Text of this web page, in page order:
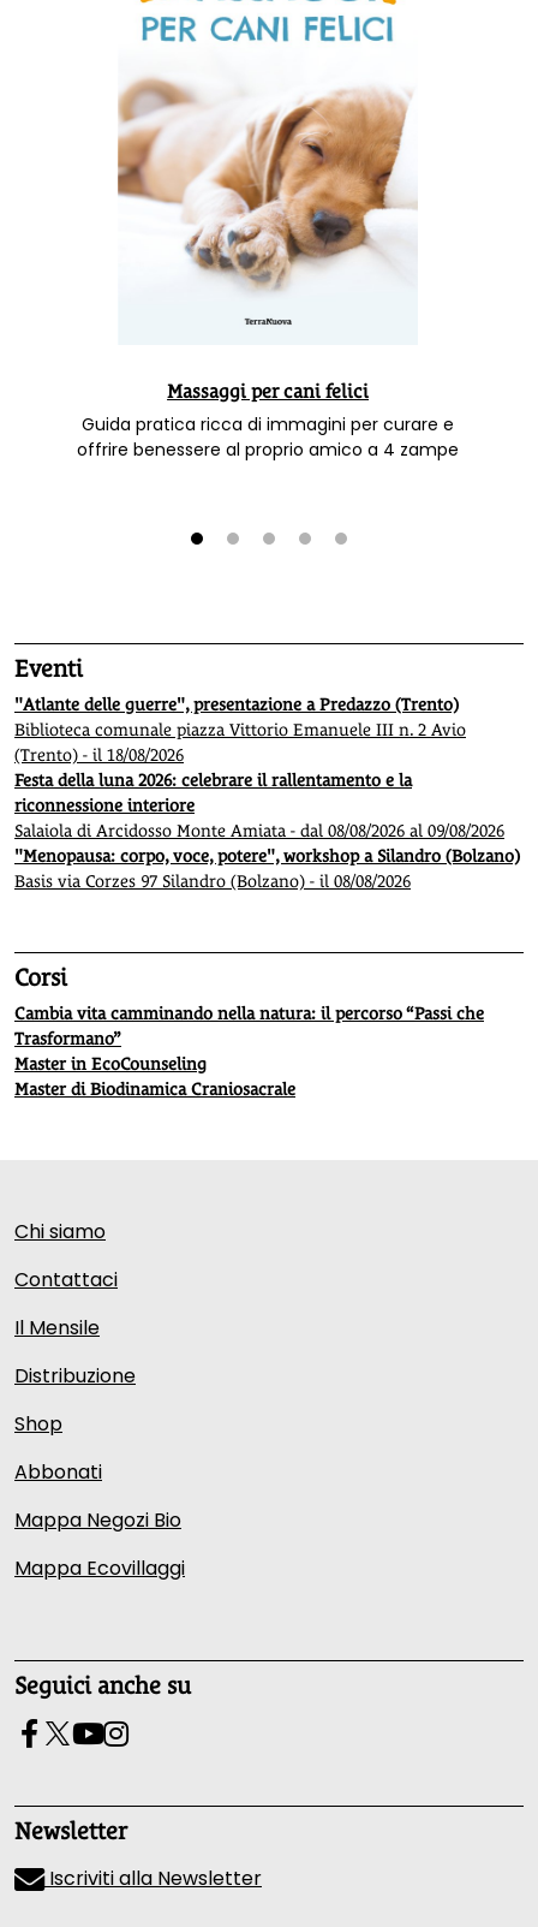
Massaggi per cani felici
Guida pratica ricca di immagini per curare e
offrire benessere al proprio amico a 4 zampe
Eventi
"Atlante delle guerre", presentazione a Predazzo (Trento)
Biblioteca comunale piazza Vittorio Emanuele III n. 2 Avio
(Trento) - il 18/08/2026
Festa della luna 2026: celebrare il rallentamento e la
riconnessione interiore
Salaiola di Arcidosso Monte Amiata - dal 08/08/2026 al 09/08/2026
"Menopausa: corpo, voce, potere", workshop a Silandro (Bolzano)
Basis via Corzes 97 Silandro (Bolzano) - il 08/08/2026
Corsi
Cambia vita camminando nella natura: il percorso “Passi che
Trasformano”
Master in EcoCounseling
Master di Biodinamica Craniosacrale
Chi siamo
Contattaci
Il Mensile
Distribuzione
Shop
Abbonati
Mappa Negozi Bio
Mappa Ecovillaggi
Seguici anche su
Newsletter
Iscriviti alla Newsletter